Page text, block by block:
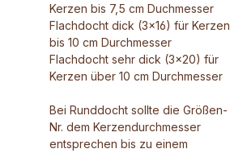
Kerzen bis 7,5 cm Duchmesser
Flachdocht dick (3x16) für Kerzen
bis 10 cm Durchmesser
Flachdocht sehr dick (3x20) für
Kerzen über 10 cm Durchmesser
Bei Runddocht sollte die Größen-
Nr. dem Kerzendurchmesser
entsprechen bis zu einem